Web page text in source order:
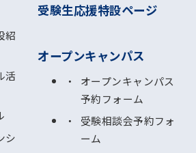
紹
活
シ
受験生応援特設ページ
オープンキャンパス
オープンキャンパス
予約フォーム
受験相談会予約フォ
ーム